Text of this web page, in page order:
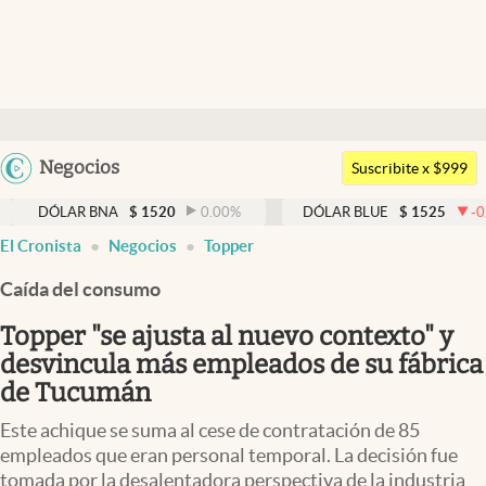
Argentina
Uruguay
Negocios
Members
Economía y Política
Finanzas y Mercados
Mercados Online
Negocios
Columnistas
Apertura
Suscribite x $999
BNA $ 1520 0.00% DÓLAR BLUE $ 1525 -0.33%
El Cronista Negocios Topper
Caída del consumo
Topper "se ajusta al nuevo contexto" y
desvincula más empleados de su fábrica
de Tucumán
Este achique se suma al cese de contratación de 85
empleados que eran personal temporal. La decisión fue
tomada por la desalentadora perspectiva de la industria